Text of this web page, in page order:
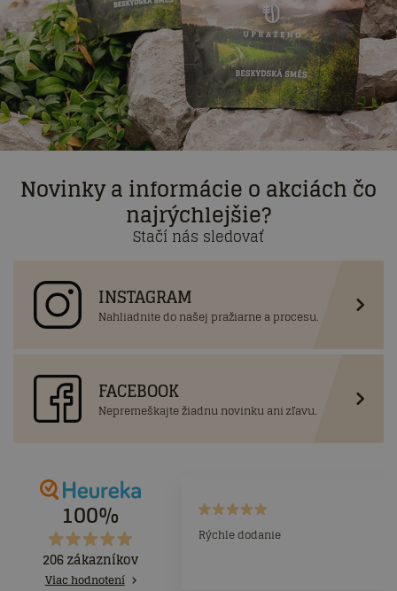
Novinky a informácie o akciách čo
najrýchlejšie?
Stačí nás sledovať
INSTAGRAM
Nahliadnite do našej pražiarne a procesu.
FACEBOOK
Nepremeškajte žiadnu novinku ani zľavu.
100%
206 zákazníkov
Viac hodnotení
Rýchle dodanie